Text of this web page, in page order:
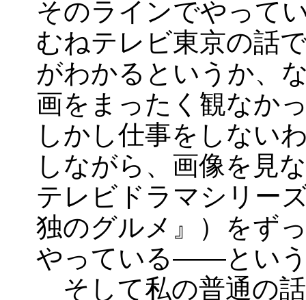
そのラインでやって
むねテレビ東京の話
がわかるというか、
画をまったく観なか
しかし仕事をしない
しながら、画像を見
テレビドラマシリー
独のグルメ』）をず
やっている――とい
そして私の普通の